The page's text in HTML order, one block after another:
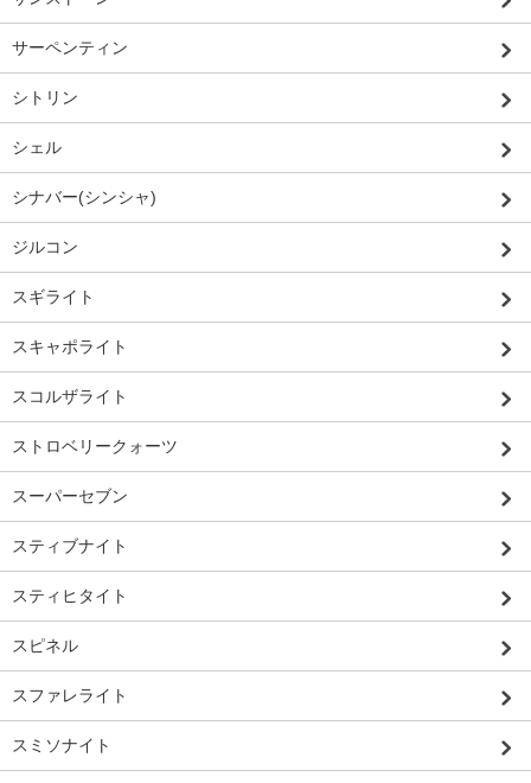
サーペンティン
シトリン
シェル
シナバー(シンシャ)
ジルコン
スギライト
スキャポライト
スコルザライト
ストロベリークォーツ
スーパーセブン
スティブナイト
スティヒタイト
スピネル
スファレライト
スミソナイト